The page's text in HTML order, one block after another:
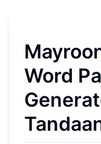
Word